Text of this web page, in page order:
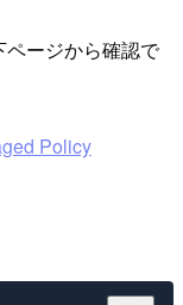
ージから確認で
Policy